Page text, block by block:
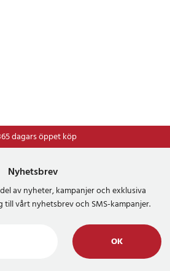
dagars öppet köp
Nyhetsbrev
av nyheter, kampanjer och exklusiva
vårt nyhetsbrev och SMS-kampanjer.
OK